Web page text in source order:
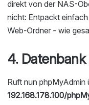
direkt von der NAS-
nicht: Entpackt
Web-Ordner - wie
4.
Ruft nun phpMyAdmin
192.168.178.100/